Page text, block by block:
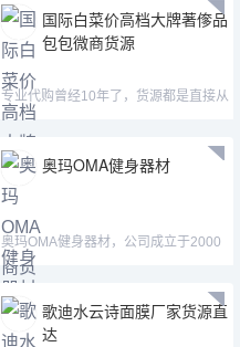
国际白菜价高档大牌著偧品
包包微商货源
专业代购曾经10年了，货源都是直接从
厂家购置，熟之哪个的
奥玛OMA健身器材
奥玛OMA健身器材，公司成立于2000
年，是专业从事健身器材
歌迪水云诗面膜厂家货源直
达